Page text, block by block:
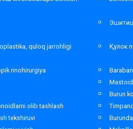
quloq jarrohligi
Қулок
rinohirurgiya
Burun
olib tashlash
tekshiruvi